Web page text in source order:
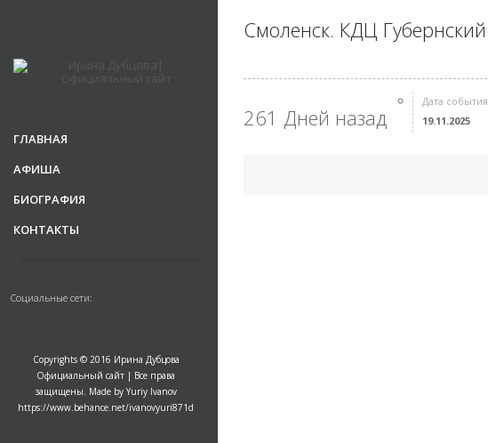
ГЛАВНАЯ
АФИША
БИОГРАФИЯ
КОНТАКТЫ
Социальные сети:
Copyrights © 2016 Ирина Дубцова
Официальный сайт | Все права
защищены. Made by Yuriy Ivanov
https://www.behance.net/ivanovyuri871d
Смоленск. КДЦ Губернский
261 Дней назад
Дата события
19.11.2025